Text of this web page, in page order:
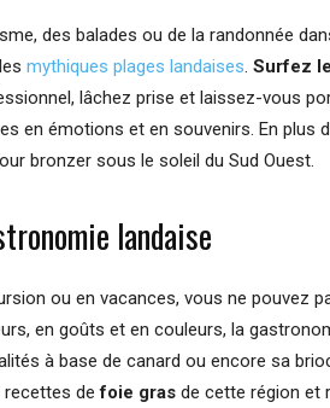
des balades ou de la randonnée
mythiques plages landaises Surfez
lâchez prise et laissez-vous
en émotions et en souvenirs. En plus
bronzer sous le soleil du Sud Ouest.
landaise
ou en vacances, vous ne pouvez
en goûts et en couleurs, la
à base de canard ou encore sa
recettes defoie gras de cette région et